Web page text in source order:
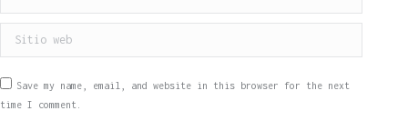
Sitio web
Save my name, email, and website in this browser for the next
time I comment.